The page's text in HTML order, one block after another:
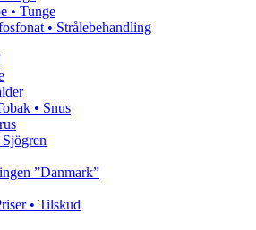
• Tunge
• Strålebehandling
• Snus
”Danmark”
• Tilskud